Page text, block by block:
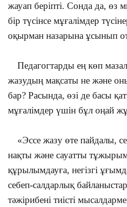
жауап беріпті. Сонда да, өз
бір түсінсе мұғалімдер
оқырман назарына ұсынып
Педагогтарды ең көп
жазудың мақсаты не және
бар? Расында, өзі де басы
мұғалімдер үшін бұл оңай
«Эссе жазу өте пайдалы,
нақты және сауатты
құрылымдауға, негізгі
себеп-салдарлық
тәжірибені тиісті